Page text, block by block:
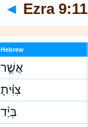
◄ Ezra 9:11
Hebrew
אֲשֶׁ֣ר
צִוִּ֗יתָ
בְּיַ֨ד